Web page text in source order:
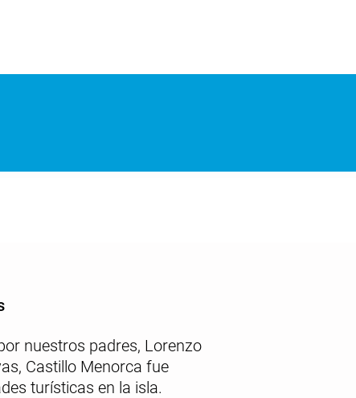
nuestros padres, Lorenzo
Castillo Menorca fue
turísticas en la isla.